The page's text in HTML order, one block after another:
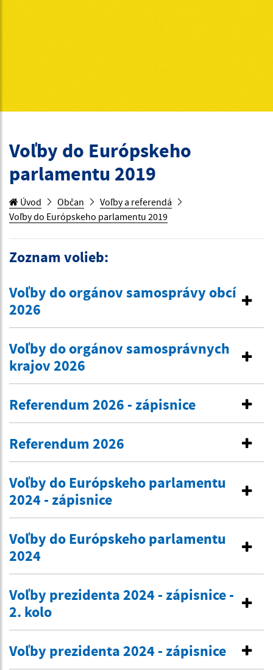
Voľby do Európskeho
parlamentu 2019
Úvod Občan
Voľby a referendá
Voľby do Európskeho parlamentu 2019
Zoznam volieb:
Voľby do orgánov samosprávy obcí
2026
Voľby do orgánov samosprávnych
krajov 2026
Referendum 2026 - zápisnice
Referendum 2026
Voľby do Európskeho parlamentu
2024 - zápisnice
Voľby do Európskeho parlamentu
2024
Voľby prezidenta 2024 - zápisnice -
2. kolo
Voľby prezidenta 2024 - zápisnice